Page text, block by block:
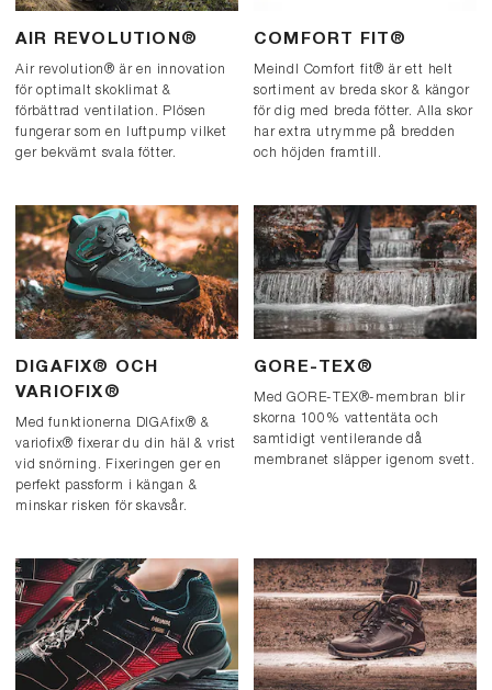
AIR REVOLUTION®
Air revolution® är en innovation
för optimalt skoklimat &
förbättrad ventilation. Plösen
fungerar som en luftpump vilket
ger bekvämt svala fötter.
COMFORT FIT®
Meindl Comfort fit® är ett helt
sortiment av breda skor & kängor
för dig med breda fötter. Alla skor
har extra utrymme på bredden
och höjden framtill.
DIGAFIX® OCH
VARIOFIX®
Med funktionerna DIGAfix® &
variofix® fixerar du din häl & vrist
vid snörning. Fixeringen ger en
perfekt passform i kängan &
minskar risken för skavsår.
GORE-TEX®
Med GORE-TEX®-membran blir
skorna 100% vattentäta och
samtidigt ventilerande då
membranet släpper igenom svett.